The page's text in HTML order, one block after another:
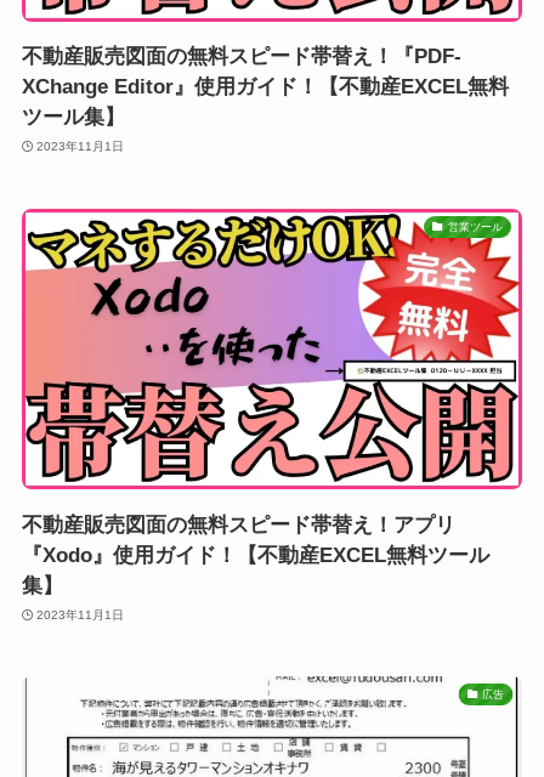
不動産販売図面の無料スピード帯替え！『PDF-
XChange Editor』使用ガイド！【不動産EXCEL無料
ツール集】
2023年11月1日
営業ツール
不動産販売図面の無料スピード帯替え！アプリ
『Xodo』使用ガイド！【不動産EXCEL無料ツール
集】
2023年11月1日
広告